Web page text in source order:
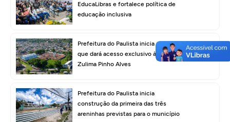
EducaLibras e fortalece política de
educação inclusiva
Prefeitura do Paulista inicia obra
que dará acesso exclusivo à Escola
Zulima Pinho Alves
Prefeitura do Paulista inicia
construção da primeira das três
areninhas previstas para o município